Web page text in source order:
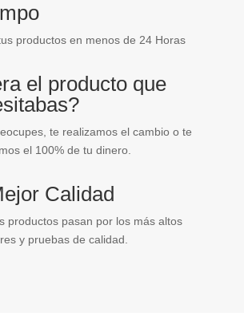
productos en menos de 24 Horas
el producto que
te realizamos el cambio o te
el 100% de tu dinero.
Calidad
productos pasan por los más altos
y pruebas de calidad.